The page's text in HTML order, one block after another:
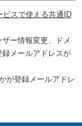
スで使える共通ID
ー情報変更、ドメ
メールアドレスが
が登録メールアドレ